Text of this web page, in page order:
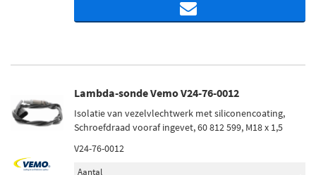
Lambda-sonde Vemo V24-76-0012
Isolatie van vezelvlechtwerk met siliconencoating,
Schroefdraad vooraf ingevet, 60 812 599, M18 x 1,5
V24-76-0012
Aantal